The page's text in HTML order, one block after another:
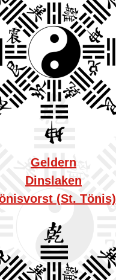
Geldern
Dinslaken
(St. Tönis)